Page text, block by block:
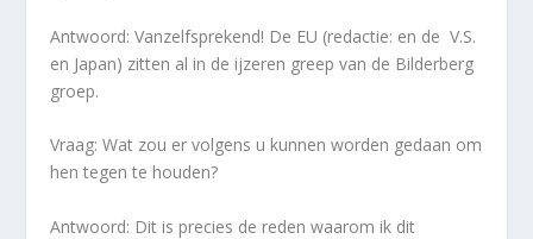
Antwoord: Vanzelfsprekend! De EU (redactie: en de V.S.
en Japan) zitten al in de ijzeren greep van de Bilderberg
groep.
Vraag: Wat zou er volgens u kunnen worden gedaan om
hen tegen te houden?
Antwoord: Dit is precies de reden waarom ik dit